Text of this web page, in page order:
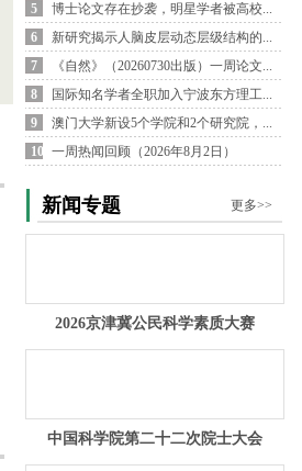
5
博士论文存在抄袭，明星学者被高校...
6
新研究揭示人脑皮层动态层级结构的...
7
《自然》（20260730出版）一周论文...
8
国际知名学者全职加入宁波东方理工...
9
澳门大学新设5个学院和2个研究院，...
10 一周热闻回顾（2026年8月2日）
新闻专题 更多>>
2026京津冀公民科学素质大赛
中国科学院第二十二次院士大会